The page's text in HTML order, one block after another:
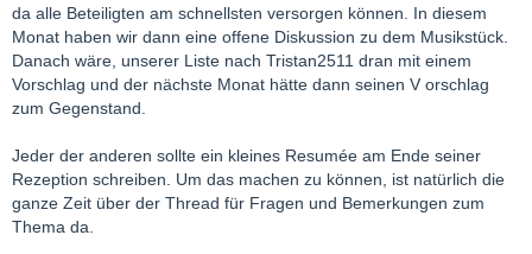
da alle Beteiligten am schnellsten versorgen können. In diesem
Monat haben wir dann eine offene Diskussion zu dem Musikstück.
Danach wäre, unserer Liste nach Tristan2511 dran mit einem
Vorschlag und der nächste Monat hätte dann seinen V orschlag
zum Gegenstand.
Jeder der anderen sollte ein kleines Resumée am Ende seiner
Rezeption schreiben. Um das machen zu können, ist natürlich die
ganze Zeit über der Thread für Fragen und Bemerkungen zum
Thema da.